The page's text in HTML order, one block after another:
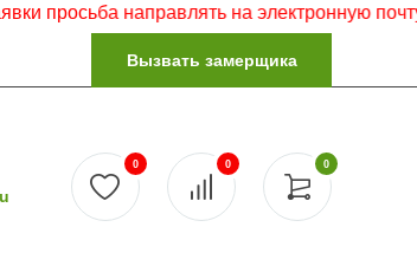
направлять на электронную почту.
Вызвать замерщика
0
0 0